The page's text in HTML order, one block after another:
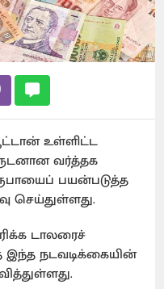
உள்ளிட்ட
வர்த்தக
பயன்படுத்த
செய்துள்ளது.
டாலரைச்
இந்த நடவடிக்கையின்